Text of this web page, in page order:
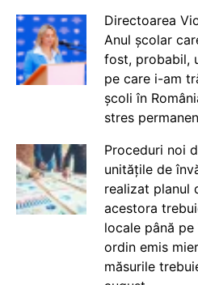
Directoarea
Anul școlar
fost, probabil,
pe care i-am
școli în
stres
Proceduri noi
unitățile de
realizat planul
acestora
locale până pe
ordin emis
măsurile